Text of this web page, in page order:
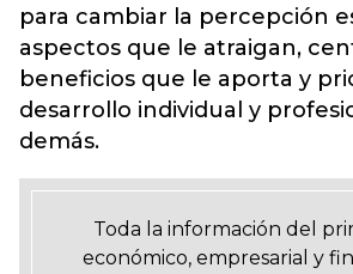
para cambiar la percepción
aspectos que le atraigan,
beneficios que le aporta y
desarrollo individual y
demás.
Toda la información del
económico, empresarial y